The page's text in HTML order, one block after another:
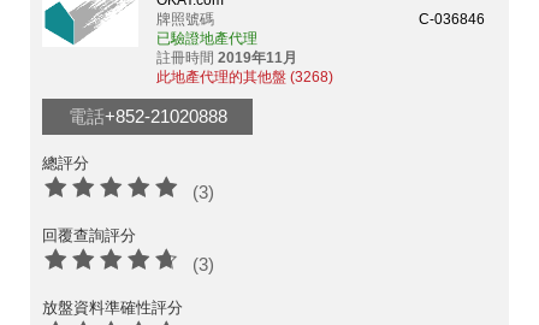
牌照號碼
C-036846
已驗證地產代理
註冊時間 2019年11月
此地產代理的其他盤 (3268)
電話+852-21020888
總評分
(3)
回覆查詢評分
(3)
放盤資料準確性評分